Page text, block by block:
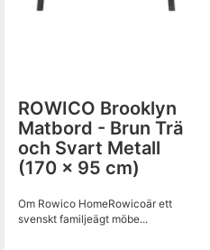
ROWICO Brooklyn
Matbord - Brun Trä
och Svart Metall
(170 x 95 cm)
Om Rowico HomeRowicoär ett
svenskt familjeägt möbe...